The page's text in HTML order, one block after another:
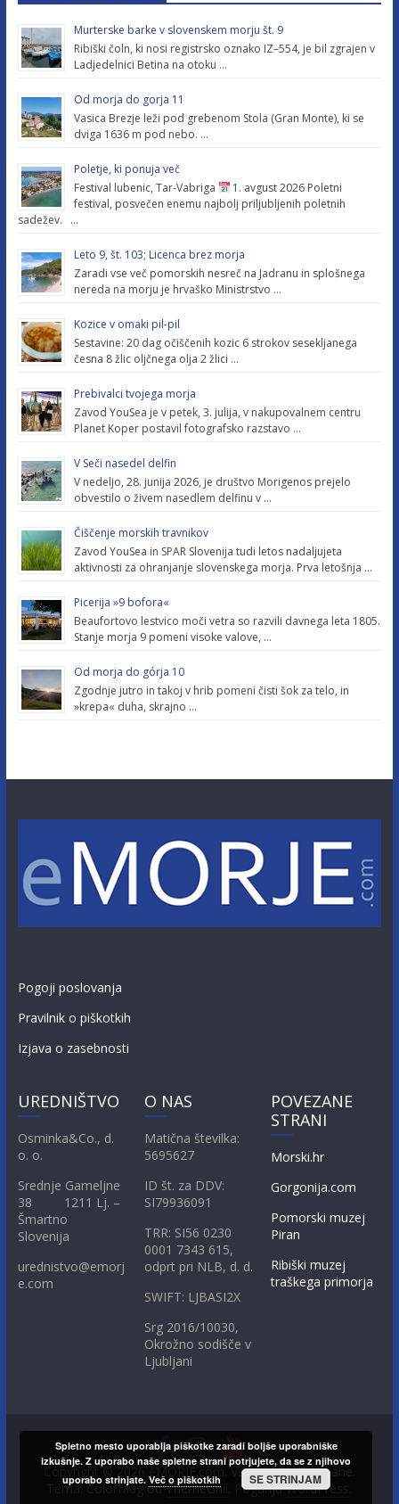
Murterske barke v slovenskem morju št. 9
Ribiški čoln, ki nosi registrsko oznako IZ–554, je bil zgrajen v
Ladjedelnici Betina na otoku …
Od morja do gorja 11
Vasica Brezje leži pod grebenom Stola (Gran Monte), ki se
dviga 1636 m pod nebo. …
Poletje, ki ponuja več
Festival lubenic, Tar-Vabriga
1. avgust 2026 Poletni
festival, posvečen enemu najbolj priljubljenih poletnih
sadežev. …
Leto 9, št. 103; Licenca brez morja
Zaradi vse več pomorskih nesreč na Jadranu in splošnega
nereda na morju je hrvaško Ministrstvo …
Kozice v omaki pil-pil
Sestavine: 20 dag očiščenih kozic 6 strokov sesekljanega
česna 8 žlic oljčnega olja 2 žlici …
Prebivalci tvojega morja
Zavod YouSea je v petek, 3. julija, v nakupovalnem centru
Planet Koper postavil fotografsko razstavo …
V Seči nasedel delfin
V nedeljo, 28. junija 2026, je društvo Morigenos prejelo
obvestilo o živem nasedlem delfinu v …
Čiščenje morskih travnikov
Zavod YouSea in SPAR Slovenija tudi letos nadaljujeta
aktivnosti za ohranjanje slovenskega morja. Prva letošnja …
Picerija »9 bofora«
Beaufortovo lestvico moči vetra so razvili davnega leta 1805.
Stanje morja 9 pomeni visoke valove, …
Od morja do górja 10
Zgodnje jutro in takoj v hrib pomeni čisti šok za telo, in
»krepa« duha, skrajno …
Pogoji poslovanja
Pravilnik o piškotkih
Izjava o zasebnosti
UREDNIŠTVO
Osminka&Co., d.
o. o.
Srednje Gameljne
38 1211 Lj. –
Šmartno
Slovenija
urednistvo@emorj
e.com
O NAS
Matična številka:
5695627
ID št. za DDV:
SI79936091
TRR: SI56 0230
0001 7343 615,
odprt pri NLB, d. d.
SWIFT: LJBASI2X
Srg 2016/10030,
Okrožno sodišče v
Ljubljani
POVEZANE
STRANI
Morski.hr
Gorgonija.com
Pomorski muzej
Piran
Ribiški muzej
traškega primorja
Copyright © 2026 eMORJE.com
. Vse pravice pridržane.
Tema: ColorMag odThemeGrill . PoganjaWordPress
Spletno mesto uporablja piškotke zaradi boljše uporabniške
izkušnje. Z uporabo naše spletne strani potrjujete, da se z njihovo
uporabo strinjate. Več o piškotkih SE STRINJAM